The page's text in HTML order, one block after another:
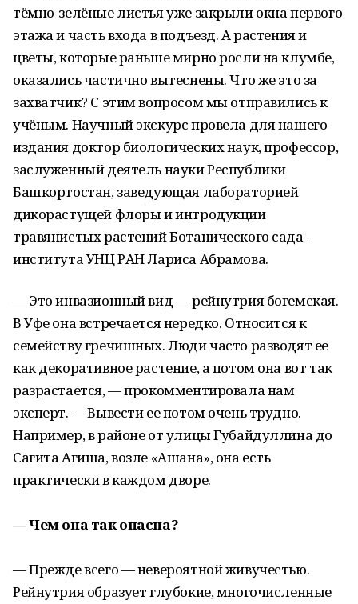
тёмно-зелёные листья уже закрыли окна первого
этажа и часть входа в подъезд. А растения и
цветы, которые раньше мирно росли на клумбе,
оказались частично вытеснены. Что же это за
захватчик? С этим вопросом мы отправились к
учёным. Научный экскурс провела для нашего
издания доктор биологических наук, профессор,
заслуженный деятель науки Республики
Башкортостан, заведующая лабораторией
дикорастущей флоры и интродукции
травянистых растений Ботанического сада-
института УНЦ РАН Лариса Абрамова.
— Это инвазионный вид — рейнутрия богемская.
В Уфе она встречается нередко. Относится к
семейству гречишных. Люди часто разводят ее
как декоративное растение, а потом она вот так
разрастается, — прокомментировала нам
эксперт. — Вывести ее потом очень трудно.
Например, в районе от улицы Губайдуллина до
Сагита Агиша, возле «Ашана», она есть
практически в каждом дворе.
— Чем она так опасна?
— Прежде всего — невероятной живучестью.
Рейнутрия образует глубокие, многочисленные